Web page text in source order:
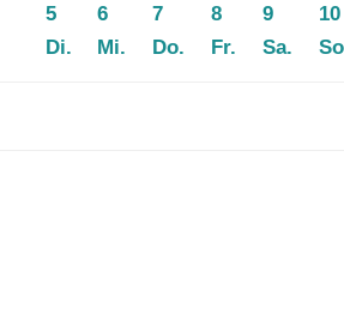
5
Di.
6
Mi.
7
Do.
8
Fr.
9
Sa.
10